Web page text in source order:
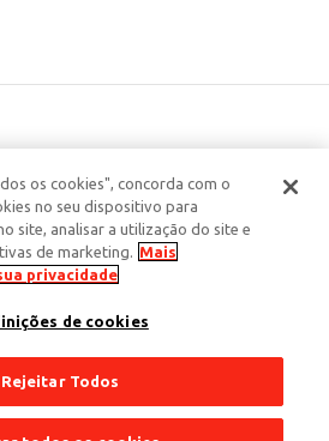
e aplicam-se a
os cookies", concorda com o
no seu dispositivo para
site, analisar a utilização do site e
de marketing. Mais
privacidade
de cookies
Rejeitar Todos